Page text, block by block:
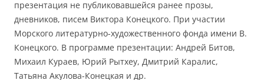
презентация не публиковавшейся ранее прозы,
дневников, писем Виктора Конецкого. При участии
Морского литературно-художественного фонда имени В.
Конецкого. В программе презентации: Андрей Битов,
Михаил Кураев, Юрий Рытхеу, Дмитрий Каралис,
Татьяна Акулова-Конецкая и др.